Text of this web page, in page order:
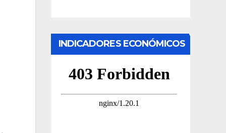
INDICADORES ECONÓMICOS